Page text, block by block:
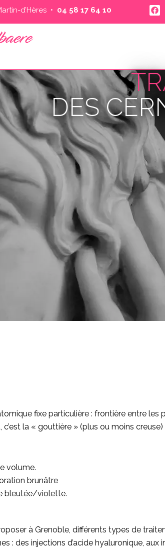
d’Hères • 04 58 17 64 10 ‬
DES
fixe particulière : frontière entre les
la « gouttière » (plus ou moins creuse)
volume.
brunâtre
bleutée/violette.
à Grenoble, différents types de
: des injections d’acide hyaluronique, aux